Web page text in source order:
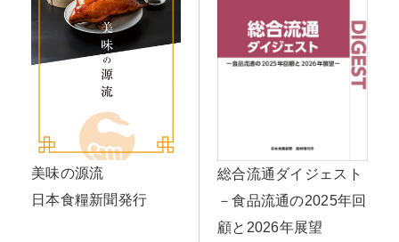
美味の源流
日本食糧新聞発行
総合流通ダイジェスト
－食品流通の2025年回
顧と2026年展望